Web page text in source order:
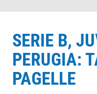
SERIE B,
PERUGIA:
PAGELLE